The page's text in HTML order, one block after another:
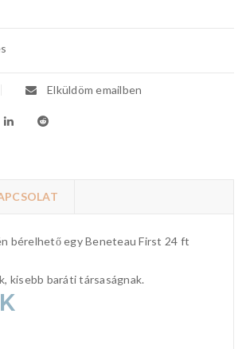
Elküldöm emailben
bérelhető egy Beneteau First 24 ft
kisebb baráti társaságnak.